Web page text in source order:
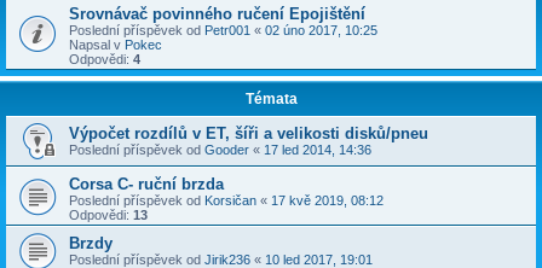
Srovnávač povinného ručení Epojištění
Poslední příspěvek od Petr001 « 02 úno 2017, 10:25
Napsal v Pokec
Odpovědi: 4
Témata
Výpočet rozdílů v ET, šíři a velikosti disků/pneu
Poslední příspěvek od Gooder « 17 led 2014, 14:36
Corsa C- ruční brzda
Poslední příspěvek od Korsičan « 17 kvě 2019, 08:12
Odpovědi: 13
Brzdy
Poslední příspěvek od Jirik236 « 10 led 2017, 19:01